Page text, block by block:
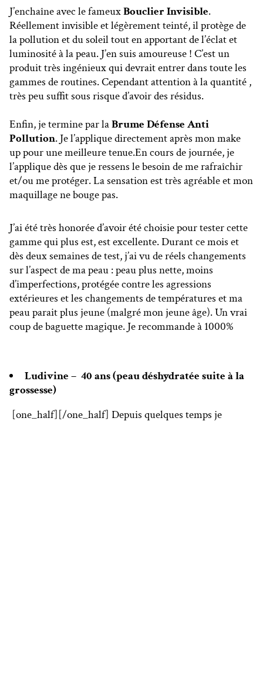
J’enchaîne avec le fameuxBouclier Invisible.
Réellement invisible et légèrement teinté, il protège de
la pollution et du soleil tout en apportant de l’éclat et
luminosité à la peau. J’en suis amoureuse ! C’est un
produit très ingénieux qui devrait entrer dans toute les
gammes de routines. Cependant attention à la quantité ,
très peu suffit sous risque d’avoir des résidus.
Enfin, je termine par laBrume Défense Anti
Pollution. Je l’applique directement après mon make
up pour une meilleure tenue.En cours de journée, je
l’applique dès que je ressens le besoin de me rafraîchir
et/ou me protéger. La sensation est très agréable et mon
maquillage ne bouge pas.
J’ai été très honorée d’avoir été choisie pour tester cette
gamme qui plus est, est excellente. Durant ce mois et
dès deux semaines de test, j’ai vu de réels changements
sur l’aspect de ma peau : peau plus nette, moins
d’imperfections, protégée contre les agressions
extérieures et les changements de températures et ma
peau parait plus jeune (malgré mon jeune âge). Un vrai
coup de baguette magique. Je recommande à 1000%
Ludivine – 40 ans (peau déshydratée suite à la
grossesse)
[one_half][/one_half] Depuis quelques temps je